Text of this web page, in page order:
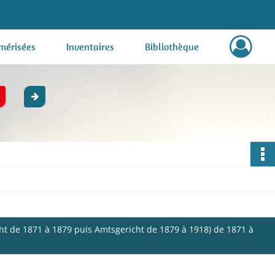
Inventaires Bibliothèque
1871 à 1879 puis Amtsgericht de 1879 à 1918) de 1871 à